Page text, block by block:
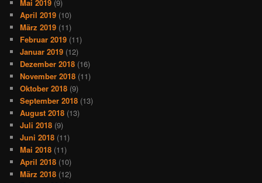
Mai 2019 (9)
April 2019 (10)
März 2019 (11)
Februar 2019 (11)
Januar 2019 (12)
Dezember 2018 (16)
November 2018 (11)
Oktober 2018 (9)
September 2018 (13)
August 2018 (13)
Juli 2018 (9)
Juni 2018 (11)
Mai 2018 (11)
April 2018 (10)
März 2018 (12)